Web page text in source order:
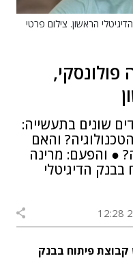
הראשון. צילום פרטי
שונים בתעשייה:
והאם
● והפעם: מרינה
הדיגיטלי
קבוצת פיתוח בבנק